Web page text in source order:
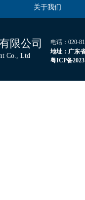
关于我们
限公司
Co., Ltd
电话：
地址：广东
粤ICP备